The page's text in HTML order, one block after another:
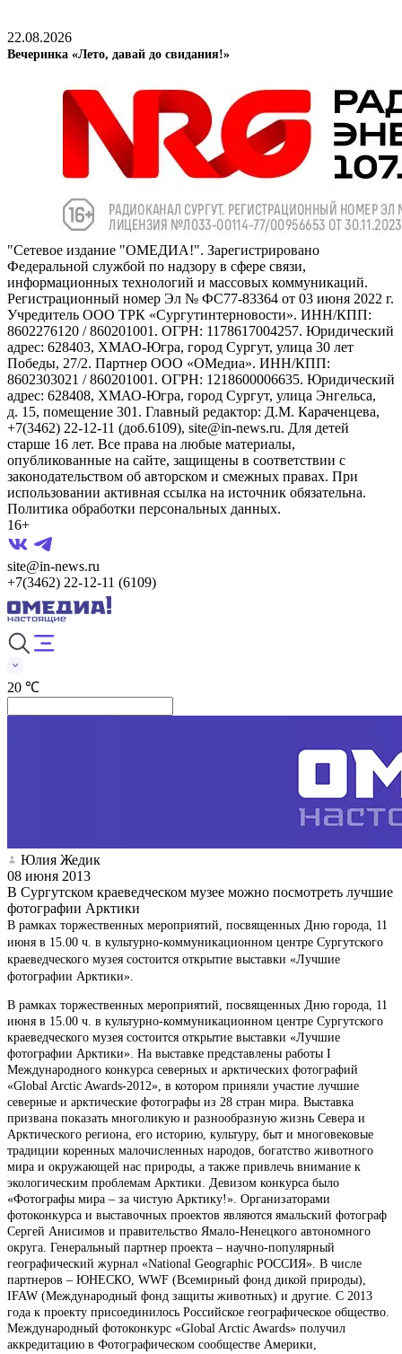
22.08.2026
Вечеринка «Лето, давай до свидания!»
"Сетевое издание "ОМЕДИА!". Зарегистрировано
Федеральной службой по надзору в сфере связи,
информационных технологий и массовых коммуникаций.
Регистрационный номер Эл № ФС77-83364 от 03 июня 2022 г.
Учредитель ООО ТРК «Сургутинтерновости». ИНН/КПП:
8602276120 / 860201001. ОГРН: 1178617004257. Юридический
адрес: 628403, ХМАО-Югра, город Сургут, улица 30 лет
Победы, 27/2. Партнер ООО «ОМедиа». ИНН/КПП:
8602303021 / 860201001. ОГРН: 1218600006635. Юридический
адрес: 628408, ХМАО-Югра, город Сургут, улица Энгельса,
д. 15, помещение 301. Главный редактор: Д.М. Караченцева,
+7(3462) 22-12-11 (доб.6109), site@in-news.ru. Для детей
старше 16 лет. Все права на любые материалы,
опубликованные на сайте, защищены в соответствии с
законодательством об авторском и смежных правах. При
использовании активная ссылка на источник обязательна.
Политика обработки персональных данных.
16+
site@in-news.ru
+7(3462) 22-12-11 (6109)
20 ℃
Юлия Жедик
08 июня 2013
В Сургутском краеведческом музее можно посмотреть лучшие
фотографии Арктики
В рамках торжественных мероприятий, посвященных Дню города, 11
июня в 15.00 ч. в культурно-коммуникационном центре Сургутского
краеведческого музея состоится открытие выставки «Лучшие
фотографии Арктики».
В рамках торжественных мероприятий, посвященных Дню города, 11
июня в 15.00 ч. в культурно-коммуникационном центре Сургутского
краеведческого музея состоится открытие выставки «Лучшие
фотографии Арктики». На выставке представлены работы I
Международного конкурса северных и арктических фотографий
«Global Arctic Awards-2012», в котором приняли участие лучшие
северные и арктические фотографы из 28 стран мира. Выставка
призвана показать многоликую и разнообразную жизнь Севера и
Арктического региона, его историю, культуру, быт и многовековые
традиции коренных малочисленных народов, богатство животного
мира и окружающей нас природы, а также привлечь внимание к
экологическим проблемам Арктики. Девизом конкурса было
«Фотографы мира – за чистую Арктику!». Организаторами
фотоконкурса и выставочных проектов являются ямальский фотограф
Сергей Анисимов и правительство Ямало-Ненецкого автономного
округа. Генеральный партнер проекта – научно-популярный
географический журнал «National Geographic РОССИЯ». В числе
партнеров – ЮНЕСКО, WWF (Всемирный фонд дикой природы),
IFAW (Международный фонд защиты животных) и другие. С 2013
года к проекту присоединилось Российское географическое общество.
Международный фотоконкурс «Global Arctic Awards» получил
аккредитацию в Фотографическом сообществе Америки,